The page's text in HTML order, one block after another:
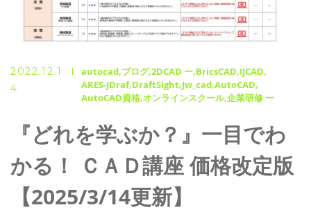
2022.12.1
4
autocad ブログ 2DCAD ー BricsCAD IJCAD
ARES-JDraf DraftSight Jw_cad AutoCAD
AutoCAD資格 オンラインスクール 企業研修 ー
『どれを学ぶか？』一目でわ
かる！ ＣＡＤ講座 価格改定版
【2025/3/14更新】